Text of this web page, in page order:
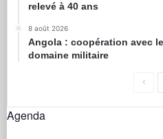
relevé à 40 ans
8 août 2026
Angola : coopération avec
domaine militaire
Agenda